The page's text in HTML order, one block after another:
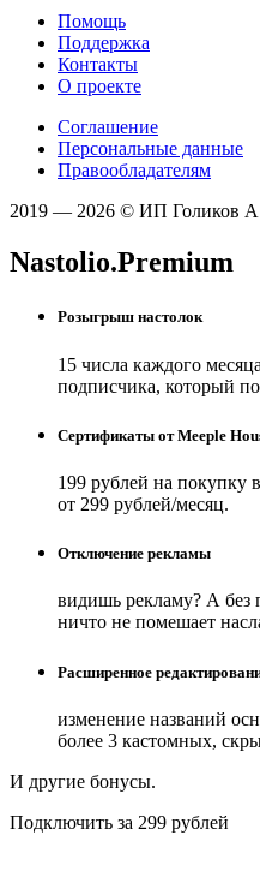
Помощь
Поддержка
Контакты
О проекте
Соглашение
Персональные данные
Правообладателям
2019 — 2026 © ИП Голиков
Nastolio.Premium
Розыгрыш настолок
15 числа каждого
подписчика, который
Сертификаты от Meeple
199 рублей на покупку
от 299 рублей/месяц.
Отключение рекламы
видишь рекламу? А без
ничто не помешает
Расширенное
изменение названий
более 3 кастомных,
И другие бонусы.
Подключить за 299 рублей